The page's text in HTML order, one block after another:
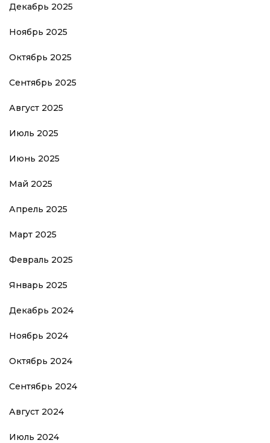
Декабрь 2025
Ноябрь 2025
Октябрь 2025
Сентябрь 2025
Август 2025
Июль 2025
Июнь 2025
Май 2025
Апрель 2025
Март 2025
Февраль 2025
Январь 2025
Декабрь 2024
Ноябрь 2024
Октябрь 2024
Сентябрь 2024
Август 2024
Июль 2024